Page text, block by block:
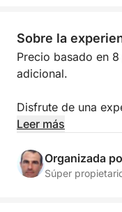
Sobre la
Precio basado en
adicional.
Disfrute de una
salida desde Saint-
excursión
paddle surf,
Leer más
Organizada
Súper